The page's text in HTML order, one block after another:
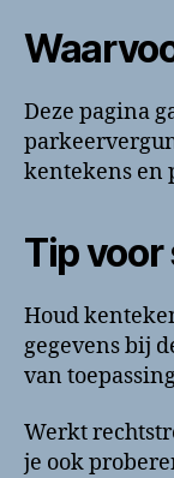
Deze pagina
kentekens en
Tip
Houd
gegevens bij
van
Werkt
je ook